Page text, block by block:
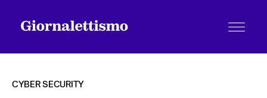
CYBER SECURITY